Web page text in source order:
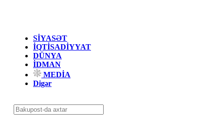
SİYASƏT
İQTİSADİYYAT
DÜNYA
İDMAN
MEDİA
Digər